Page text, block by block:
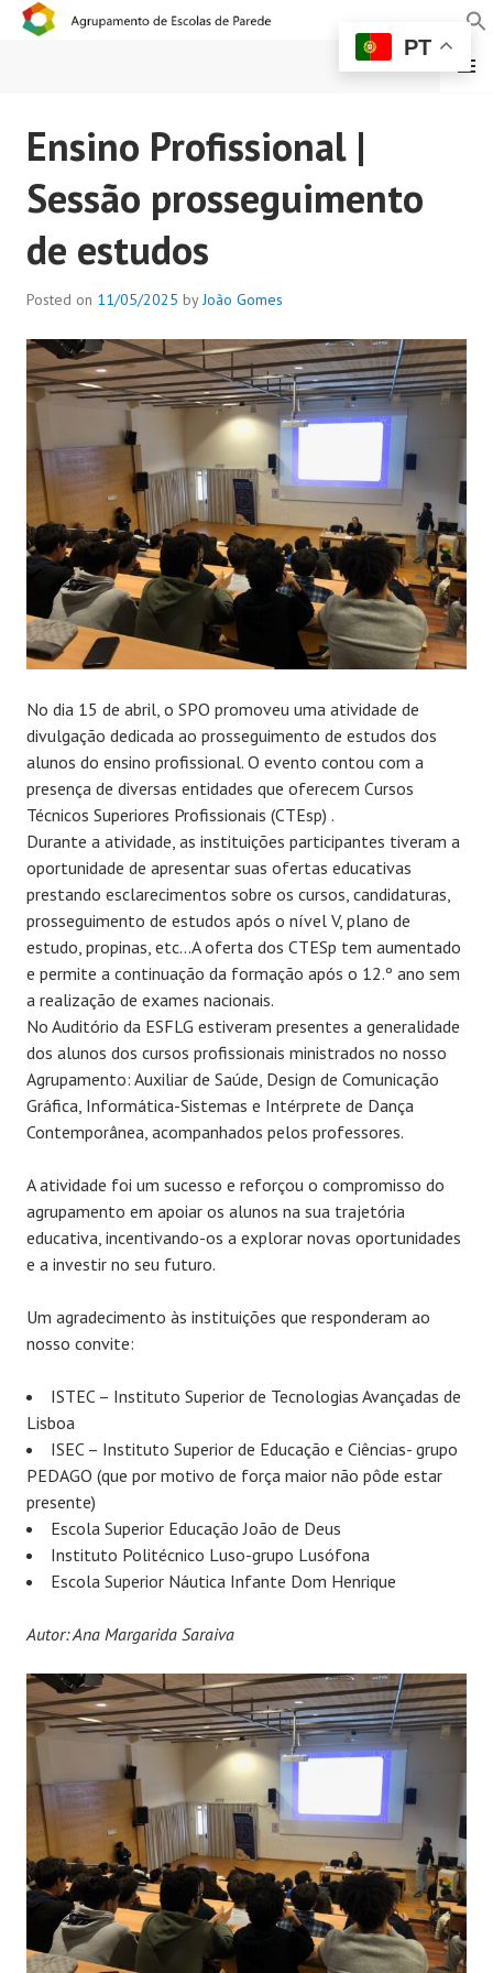
AGRUPAMENTO DE
ESCOLAS DE PAREDE
MENU
Ensino Profissional |
Sessão prosseguimento
de estudos
Posted on 11/05/2025 byJoão Gomes
No dia 15 de abril, o SPO promoveu uma atividade de
divulgação dedicada ao prosseguimento de estudos dos
alunos do ensino profissional. O evento contou com a
presença de diversas entidades que oferecem Cursos
Técnicos Superiores Profissionais (CTEsp) .
Durante a atividade, as instituições participantes tiveram a
oportunidade de apresentar suas ofertas educativas
prestando esclarecimentos sobre os cursos, candidaturas,
prosseguimento de estudos após o nível V, plano de
estudo, propinas, etc…A oferta dos CTESp tem aumentado
e permite a continuação da formação após o 12.º ano sem
a realização de exames nacionais.
No Auditório da ESFLG estiveram presentes a generalidade
dos alunos dos cursos profissionais ministrados no nosso
Agrupamento: Auxiliar de Saúde, Design de Comunicação
Gráfica, Informática-Sistemas e Intérprete de Dança
Contemporânea, acompanhados pelos professores.
A atividade foi um sucesso e reforçou o compromisso do
agrupamento em apoiar os alunos na sua trajetória
educativa, incentivando-os a explorar novas oportunidades
e a investir no seu futuro.
Um agradecimento às instituições que responderam ao
nosso convite:
ISTEC – Instituto Superior de Tecnologias Avançadas de
Lisboa
ISEC – Instituto Superior de Educação e Ciências- grupo
PEDAGO (que por motivo de força maior não pôde estar
presente)
Escola Superior Educação João de Deus
Instituto Politécnico Luso-grupo Lusófona
Escola Superior Náutica Infante Dom Henrique
Autor: Ana Margarida Saraiva
PT